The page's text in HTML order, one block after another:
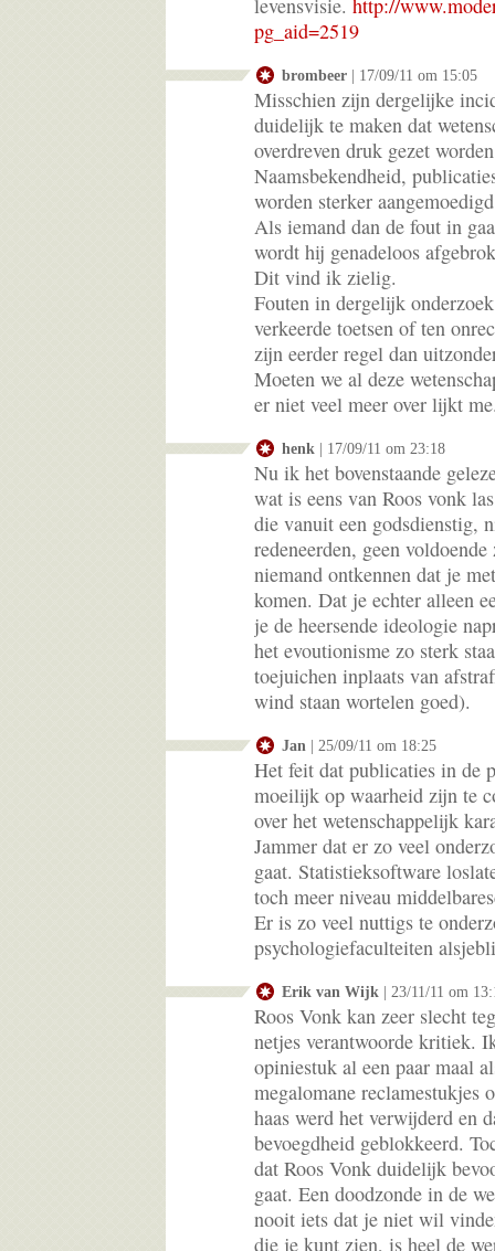
pg_aid=2519
brombeer | 17/09/11 om 15:05
Misschien zijn dergelijke
duidelijk te maken dat
overdreven druk gezet
Naamsbekendheid,
worden sterker
Als iemand dan de fout in
wordt hij genadeloos
Dit vind ik zielig.
Fouten in dergelijk
verkeerde toetsen of ten
zijn eerder regel dan
Moeten we al deze
er niet veel meer over lijkt
henk | 17/09/11 om 23:18
Nu ik het bovenstaande
wat is eens van Roos vonk
die vanuit een godsdienstig,
redeneerden, geen
niemand ontkennen dat je
komen. Dat je echter alleen
je de heersende ideologie
het evoutionisme zo sterk
toejuichen inplaats van
wind staan wortelen goed).
Jan | 25/09/11 om 18:25
Het feit dat publicaties in de
moeilijk op waarheid zijn te
over het wetenschappelijk
Jammer dat er zo veel
gaat. Statistieksoftware
toch meer niveau
Er is zo veel nuttigs te
psychologiefaculteiten
Erik van Wijk | 23/11/11 om
Roos Vonk kan zeer slecht
netjes verantwoorde kritiek.
opiniestuk al een paar maal
megalomane reclamestukjes
haas werd het verwijderd en
bevoegdheid geblokkeerd.
dat Roos Vonk duidelijk
gaat. Een doodzonde in de
nooit iets dat je niet wil
die je kunt zien, is heel de